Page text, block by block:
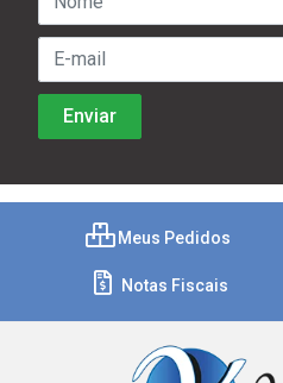
Meus Pedidos
Notas Fiscais